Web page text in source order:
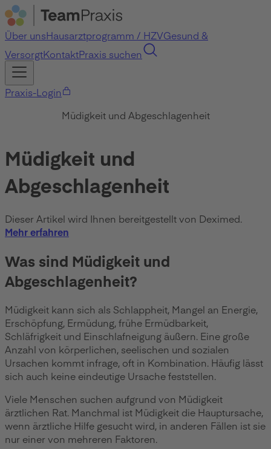
Über unsHausarztprogramm / HZVGesund &
VersorgtKontaktPraxis suchen
Praxis-Login
Müdigkeit und Abgeschlagenheit
Müdigkeit und
Abgeschlagenheit
Dieser Artikel wird Ihnen bereitgestellt von Deximed.
Mehr erfahren
Was sind Müdigkeit und
Abgeschlagenheit?
Müdigkeit kann sich als Schlappheit, Mangel an Energie,
Erschöpfung, Ermüdung, frühe Ermüdbarkeit,
Schläfrigkeit und Einschlafneigung äußern. Eine große
Anzahl von körperlichen, seelischen und sozialen
Ursachen kommt infrage, oft in Kombination. Häufig lässt
sich auch keine eindeutige Ursache feststellen.
Viele Menschen suchen aufgrund von Müdigkeit
ärztlichen Rat. Manchmal ist Müdigkeit die Hauptursache,
wenn ärztliche Hilfe gesucht wird, in anderen Fällen ist sie
nur einer von mehreren Faktoren.